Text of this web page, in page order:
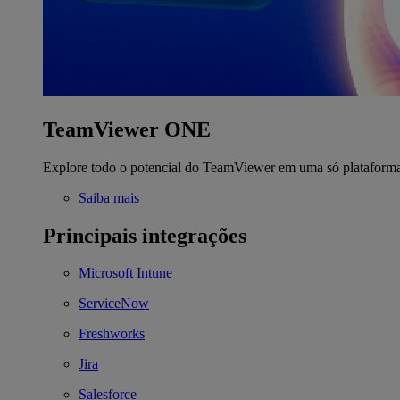
TeamViewer ONE
Explore todo o potencial do TeamViewer em uma só
Saiba mais
Principais integrações
Microsoft Intune
ServiceNow
Freshworks
Jira
Salesforce